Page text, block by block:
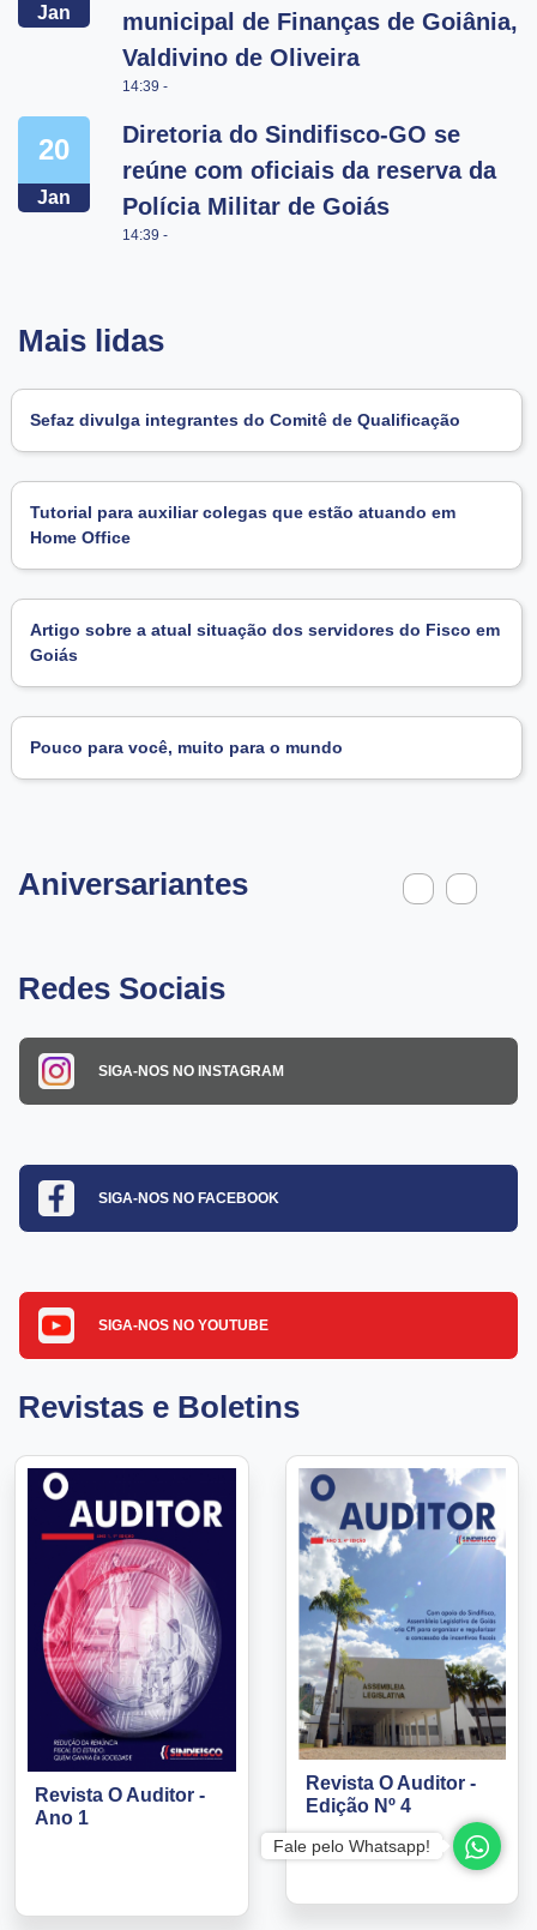
Jan
municipal de Finanças de Goiânia,
Valdivino de Oliveira
14:39 -
20
Jan
Diretoria do Sindifisco-GO se
reúne com oficiais da reserva da
Polícia Militar de Goiás
14:39 -
Mais lidas
Sefaz divulga integrantes do Comitê de Qualificação
Tutorial para auxiliar colegas que estão atuando em
Home Office
Artigo sobre a atual situação dos servidores do Fisco em
Goiás
Pouco para você, muito para o mundo
Aniversariantes
Redes Sociais
SIGA-NOS NO INSTAGRAM
SIGA-NOS NO FACEBOOK
SIGA-NOS NO YOUTUBE
Revistas e Boletins
Revista O Auditor -
Ano 1
Revista O Auditor -
Edição Nº 4
Fale pelo Whatsapp!